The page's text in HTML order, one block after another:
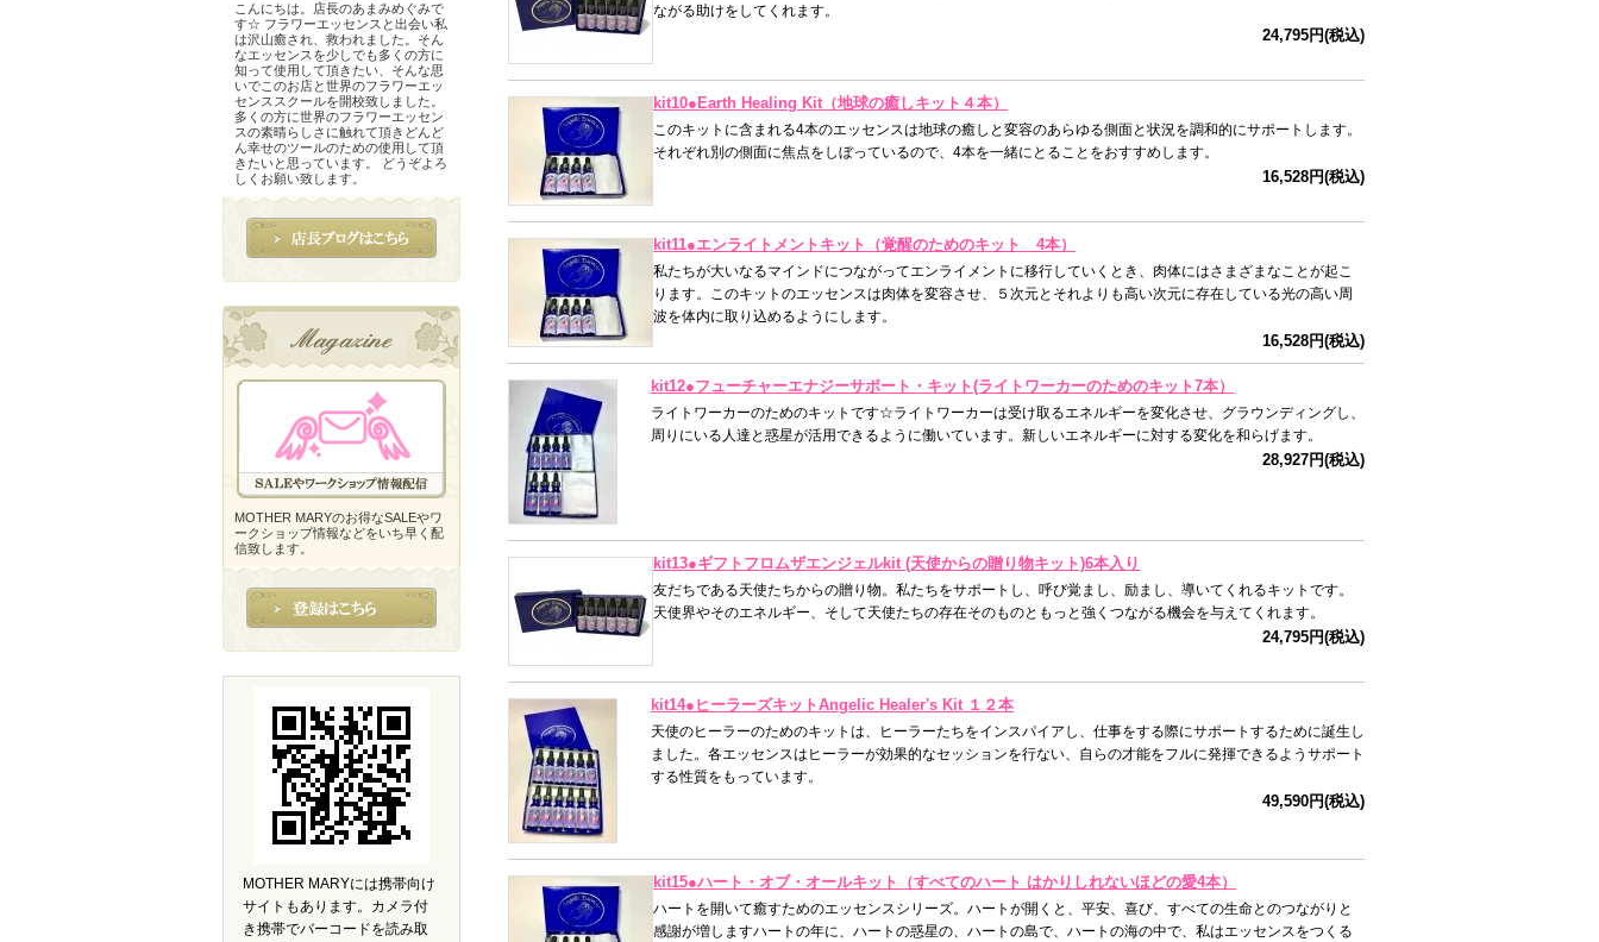
ながる助けをしてくれます。
24,795円(税込)
kit10●Earth Healing Kit（地球の癒しキット４本）
このキットに含まれる4本のエッセンスは地球の癒しと変容のあらゆる側面と状況を調和的にサポートします。
それぞれ別の側面に焦点をしぼっているので、4本を一緒にとることをおすすめします。
16,528円(税込)
kit11●エンライトメントキット（覚醒のためのキット 4本）
私たちが大いなるマインドにつながってエンライメントに移行していくとき、肉体にはさまざまなことが起こ
ります。このキットのエッセンスは肉体を変容させ、５次元とそれよりも高い次元に存在している光の高い周
波を体内に取り込めるようにします。
16,528円(税込)
kit12●フューチャーエナジーサポート・キット(ライトワーカーのためのキット7本）
ライトワーカーのためのキットです☆ライトワーカーは受け取るエネルギーを変化させ、グラウンディングし、
周りにいる人達と惑星が活用できるように働いています。新しいエネルギーに対する変化を和らげます。
28,927円(税込)
kit13●ギフトフロムザエンジェルkit (天使からの贈り物キット)6本入り
友だちである天使たちからの贈り物。私たちをサポートし、呼び覚まし、励まし、導いてくれるキットです。
天使界やそのエネルギー、そして天使たちの存在そのものともっと強くつながる機会を与えてくれます。
24,795円(税込)
kit14●ヒーラーズキットAngelic Healer's Kit １２本
天使のヒーラーのためのキットは、ヒーラーたちをインスパイアし、仕事をする際にサポートするために誕生し
ました。各エッセンスはヒーラーが効果的なセッションを行ない、自らの才能をフルに発揮できるようサポート
する性質をもっています。
49,590円(税込)
kit15●ハート・オブ・オールキット（すべてのハート はかりしれないほどの愛4本）
ハートを開いて癒すためのエッセンスシリーズ。ハートが開くと、平安、喜び、すべての生命とのつながりと
感謝が増しますハートの年に、ハートの惑星の、ハートの島で、ハートの海の中で、私はエッセンスをつくる
こんにちは。店長のあまみめぐみで
す☆ フラワーエッセンスと出会い私
は沢山癒され、救われました。そん
なエッセンスを少しでも多くの方に
知って使用して頂きたい、そんな思
いでこのお店と世界のフラワーエッ
センススクールを開校致しました。
多くの方に世界のフラワーエッセン
スの素晴らしさに触れて頂きどんど
ん幸せのツールのための使用して頂
きたいと思っています。 どうぞよろ
しくお願い致します。
MOTHER MARYのお得なSALEやワ
ークショップ情報などをいち早く配
信致します。
MOTHER MARYには携帯向け
サイトもあります。カメラ付
き携帯でバーコードを読み取